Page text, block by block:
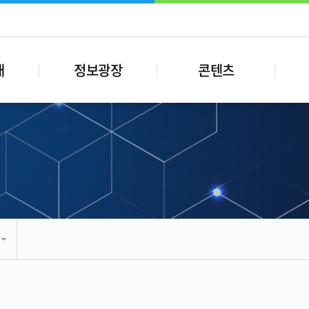
정보광장 콘텐츠